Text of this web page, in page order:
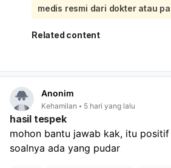
medis resmi dari dokter atau
Related content
Anonim
Kehamilan 5 hari yang lalu
hasil tespek
mohon bantu jawab kak, itu
soalnya ada yang pudar